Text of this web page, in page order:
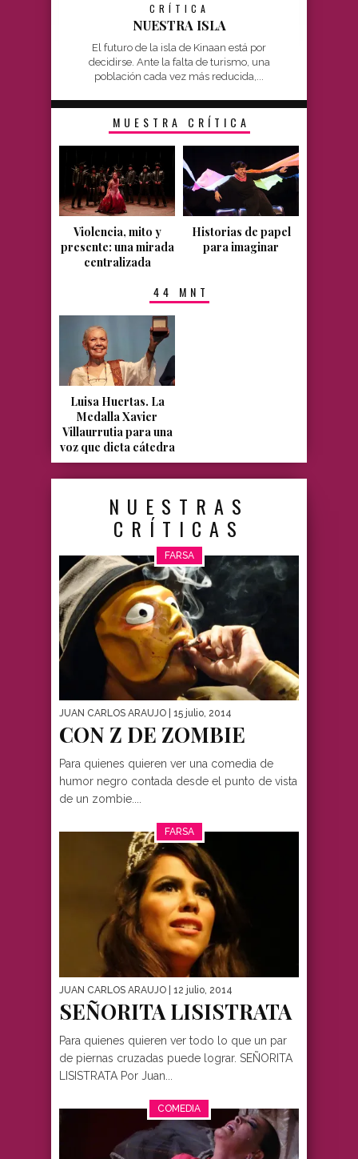
CRÍTICA
NUESTRA ISLA
El futuro de la isla de Kinaan está por
decidirse. Ante la falta de turismo, una
población cada vez más reducida,...
MUESTRA CRÍTICA
Violencia, mito y
presente: una mirada
centralizada
Historias de papel
para imaginar
44 MNT
Luisa Huertas. La
Medalla Xavier
Villaurrutia para una
voz que dicta cátedra
NUESTRAS
CRÍTICAS
FARSA
JUAN CARLOS ARAUJO | 15 julio, 2014
CON Z DE ZOMBIE
Para quienes quieren ver una comedia de
humor negro contada desde el punto de vista
de un zombie....
FARSA
JUAN CARLOS ARAUJO | 12 julio, 2014
SEÑORITA LISISTRATA
Para quienes quieren ver todo lo que un par
de piernas cruzadas puede lograr. SEÑORITA
LISISTRATA Por Juan...
COMEDIA